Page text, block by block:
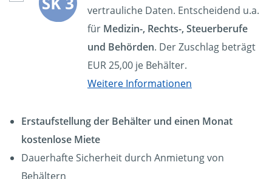
vertrauliche Daten. Entscheidend u.a.
für Medizin-, Rechts-, Steuerberufe
und Behörden. Der Zuschlag beträgt
EUR 25,00 je Behälter.
Weitere Informationen
Erstaufstellung der Behälter und einen Monat
kostenlose Miete
Dauerhafte Sicherheit durch Anmietung von
Behältern